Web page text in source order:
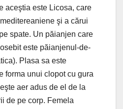
aceştia este Licosa, care
şi a cărui
spate. Un păianjen care
este păianjenul-de-
Plasa sa este
forma unui clopot cu gura
aer adus de el de la
de pe corp. Femela